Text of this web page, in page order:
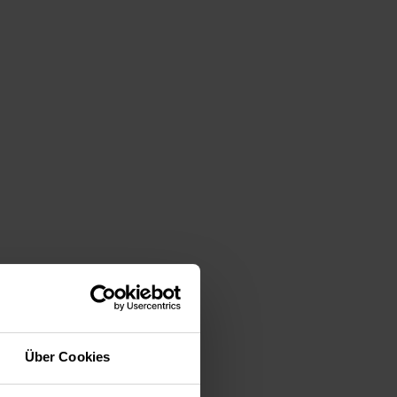
Über Cookies